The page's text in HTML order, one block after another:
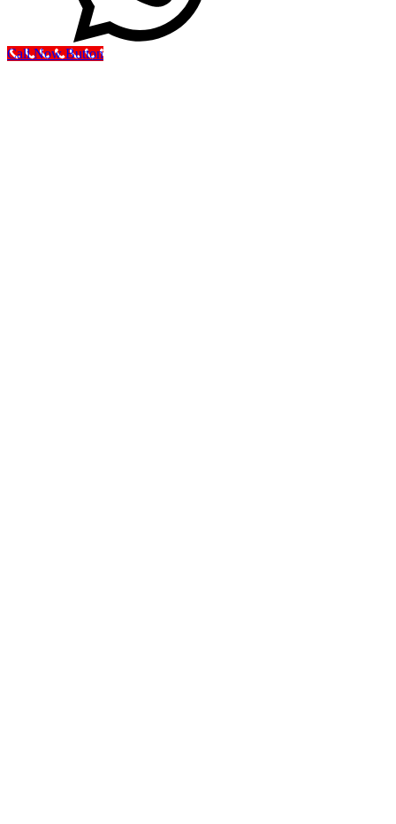
Call Now Button